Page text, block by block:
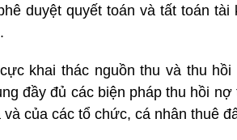
duyệt quyết toán và tất toán tài
khai thác nguồn thu và thu
đầy đủ các biện pháp thu hồi
của các tổ chức, cá nhân thuê